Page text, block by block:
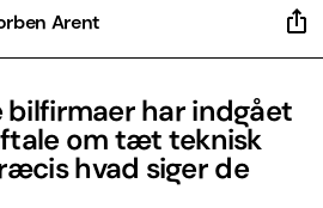
Arent
bilfirmaer har indgået
om tæt teknisk
hvad siger de